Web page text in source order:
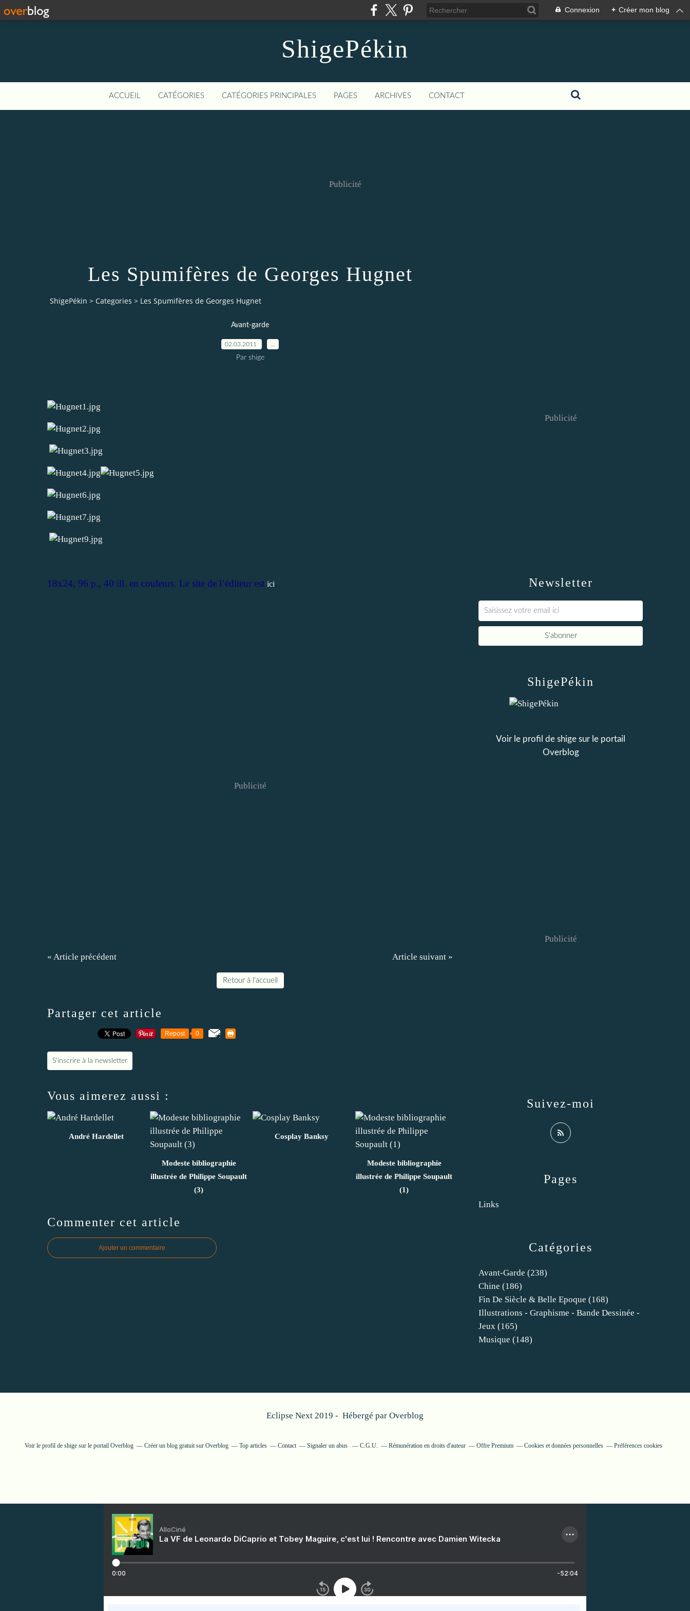
Connexion + Créer mon blog
ShigePékin
ACCUEIL CATÉGORIES CATÉGORIES PRINCIPALES PAGES ARCHIVES CONTACT
Publicité
Les Spumifères de Georges Hugnet
ShigePékin > Categories > Les Spumifères de Georges Hugnet
Avant-garde
02.03.2011
Par shige
18x24, 96 p., 40 ill. en couleurs. Le site de l’éditeur est ici.
Publicité
« Article précédent Article suivant »
Retour à l'accueil
Partager cet article
Repost 0
S'inscrire à la newsletter
Vous aimerez aussi :
André Hardellet
Modeste bibliographie
illustrée de Philippe Soupault
(3)
Cosplay Banksy
Modeste bibliographie
illustrée de Philippe Soupault
(1)
Commenter cet article
Ajouter un commentaire
Newsletter
Publicité
Catégories
Avant-Garde (238)
Chine (186)
Fin De Siècle & Belle Epoque (168)
Illustrations - Graphisme - Bande Dessinée -
Jeux (165)
Musique (148)
Pages
Links
ShigePékin
Voir le profil de shige sur le portail
Overblog
Suivez-moi
Publicité
Eclipse Next 2019 - Hébergé par Overblog
Voir le profil de shige sur le portail Overblog Créer un blog gratuit sur Overblog Top articles Contact Signaler un abus C.G.U. Rémunération en droits d'auteur Offre Premium Cookies et données personnelles Préférences cookies
AlloCiné
La VF de Leonardo DiCaprio et Tobey Maguire, c'est lui ! Rencontre avec Damien Witecka
0:00 -52:04